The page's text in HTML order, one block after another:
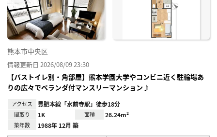
熊本市中央区
情報更新日 2026/08/09 23:30
【バストイレ別・角部屋】熊本学園大学やコンビニ近く駐輪場あ
りの広々でベランダ付マンスリーマンション♪
アクセス 豊肥本線「水前寺駅」徒歩18分
間取り 1K 面積 26.24m²
築年数 1988年 12月 築